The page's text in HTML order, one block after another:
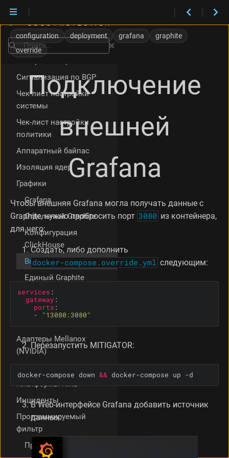
configuration deployment grafana
graphite
override
Подключение
внешней
Grafana
Чтобы внешняя Grafana могла получать данные с
Graphite, нужно пробросить порт 3080 из контейнера,
для чего:
Создать, либо дополнить
docker-compose.override.yml следующим:
services :
gateway:
ports :
-
"13080:3080"
Перезапустить MITIGATOR:
docker-compose down && docker-compose up -d
В Web-интерфейсе Grafana добавить источник
данных:
Поиск
Функциональные
возможности
Интеграция в сеть
Сигнализация по BGP
Чек-лист настройки
системы
Чек-лист настройки
политики
Аппаратный байпас
Изоляция ядер
Графики
Grafana
Отдельный Graphite
Конфигурация
ClickHouse
Внешняя Grafana
Единый Graphite
Время хранения
метрик
Адаптеры Mellanox
(NVIDIA)
Инциденты
Программируемый
фильтр
Пример: MCR UDP